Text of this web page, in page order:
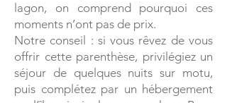
lagon, on comprend pourquoi ces
moments n’ont pas de prix.
Notre conseil : si vous rêvez de vous
offrir cette parenthèse, privilégiez un
séjour de quelques nuits sur motu,
puis complétez par un hébergement